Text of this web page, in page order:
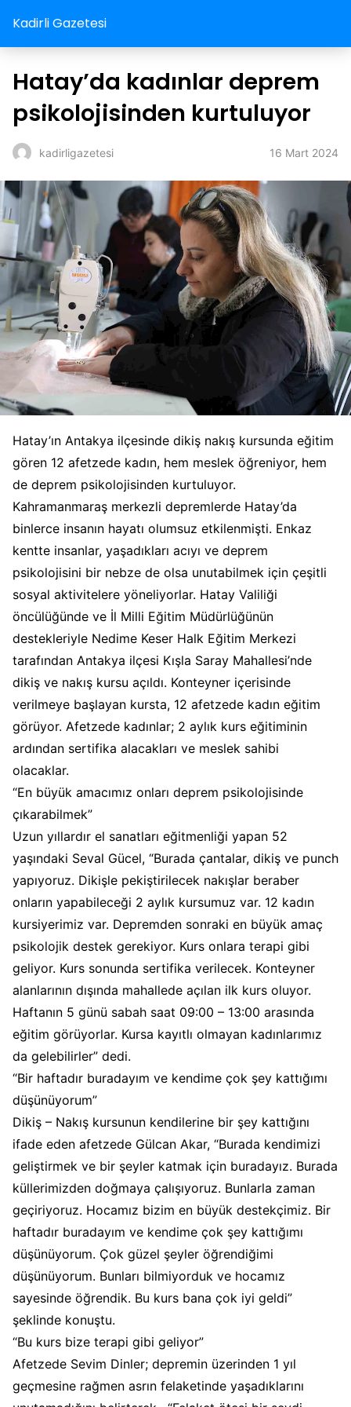
Kadirli Gazetesi
Hatay’da kadınlar deprem
psikolojisinden kurtuluyor
kadirligazetesi 16 Mart 2024
Hatay’ın Antakya ilçesinde dikiş nakış kursunda eğitim
gören 12 afetzede kadın, hem meslek öğreniyor, hem
de deprem psikolojisinden kurtuluyor.
Kahramanmaraş merkezli depremlerde Hatay’da
binlerce insanın hayatı olumsuz etkilenmişti. Enkaz
kentte insanlar, yaşadıkları acıyı ve deprem
psikolojisini bir nebze de olsa unutabilmek için çeşitli
sosyal aktivitelere yöneliyorlar. Hatay Valiliği
öncülüğünde ve İl Milli Eğitim Müdürlüğünün
destekleriyle Nedime Keser Halk Eğitim Merkezi
tarafından Antakya ilçesi Kışla Saray Mahallesi’nde
dikiş ve nakış kursu açıldı. Konteyner içerisinde
verilmeye başlayan kursta, 12 afetzede kadın eğitim
görüyor. Afetzede kadınlar; 2 aylık kurs eğitiminin
ardından sertifika alacakları ve meslek sahibi
olacaklar.
“En büyük amacımız onları deprem psikolojisinde
çıkarabilmek”
Uzun yıllardır el sanatları eğitmenliği yapan 52
yaşındaki Seval Gücel, “Burada çantalar, dikiş ve punch
yapıyoruz. Dikişle pekiştirilecek nakışlar beraber
onların yapabileceği 2 aylık kursumuz var. 12 kadın
kursiyerimiz var. Depremden sonraki en büyük amaç
psikolojik destek gerekiyor. Kurs onlara terapi gibi
geliyor. Kurs sonunda sertifika verilecek. Konteyner
alanlarının dışında mahallede açılan ilk kurs oluyor.
Haftanın 5 günü sabah saat 09:00 – 13:00 arasında
eğitim görüyorlar. Kursa kayıtlı olmayan kadınlarımız
da gelebilirler” dedi.
“Bir haftadır buradayım ve kendime çok şey kattığımı
düşünüyorum”
Dikiş – Nakış kursunun kendilerine bir şey kattığını
ifade eden afetzede Gülcan Akar, “Burada kendimizi
geliştirmek ve bir şeyler katmak için buradayız. Burada
küllerimizden doğmaya çalışıyoruz. Bunlarla zaman
geçiriyoruz. Hocamız bizim en büyük destekçimiz. Bir
haftadır buradayım ve kendime çok şey kattığımı
düşünüyorum. Çok güzel şeyler öğrendiğimi
düşünüyorum. Bunları bilmiyorduk ve hocamız
sayesinde öğrendik. Bu kurs bana çok iyi geldi”
şeklinde konuştu.
“Bu kurs bize terapi gibi geliyor”
Afetzede Sevim Dinler; depremin üzerinden 1 yıl
geçmesine rağmen asrın felaketinde yaşadıklarını